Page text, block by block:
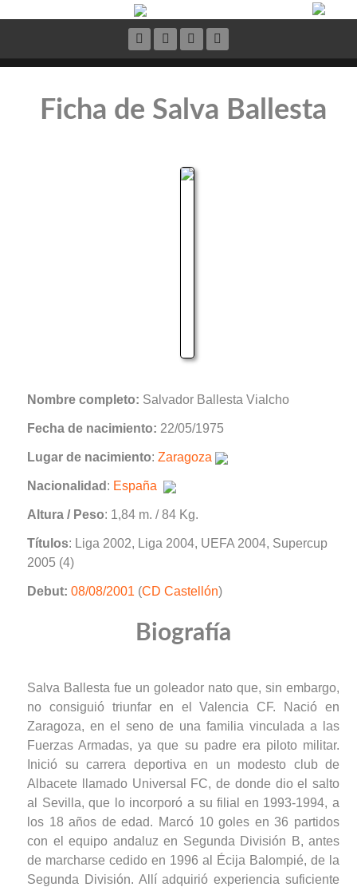
Ficha de Salva Ballesta
Nombre completo: Salvador Ballesta Vialcho
Fecha de nacimiento: 22/05/1975
Lugar de nacimiento: Zaragoza
Nacionalidad : España
Altura / Peso: 1,84 m. / 84 Kg.
Títulos: Liga 2002, Liga 2004, UEFA 2004, Supercup
2005 (4)
Debut: 08/08/2001 (CD Castellón)
Biografía
Salva Ballesta fue un goleador nato que, sin embargo,
no consiguió triunfar en el Valencia CF. Nació en
Zaragoza, en el seno de una familia vinculada a las
Fuerzas Armadas, ya que su padre era piloto militar.
Inició su carrera deportiva en un modesto club de
Albacete llamado Universal FC, de donde dio el salto
al Sevilla, que lo incorporó a su filial en 1993-1994, a
los 18 años de edad. Marcó 10 goles en 36 partidos
con el equipo andaluz en Segunda División B, antes
de marcharse cedido en 1996 al Écija Balompié, de la
Segunda División. Allí adquirió experiencia suficiente